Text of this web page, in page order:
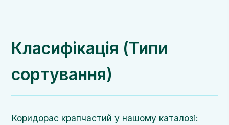
Класифікація (Типи
сортування)
Коридорас крапчастий у нашому каталозі: